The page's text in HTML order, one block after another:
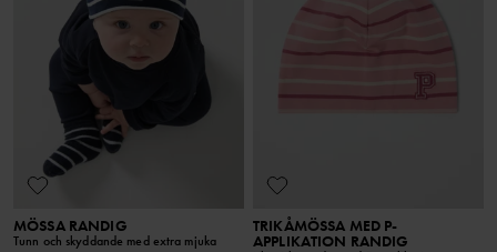
MÖSSA RANDIG
Tunn och skyddande med extra mjuka
TRIKÅMÖSSA MED P-
APPLIKATION RANDIG